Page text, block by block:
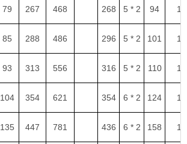
79 267 468 268 5 * 2 94 1
85 288 486 296 5 * 2 101 1
93 313 556 316 5 * 2 110 1
104 354 621 354 6 * 2 124 1
135 447 781 436 6 * 2 158 1